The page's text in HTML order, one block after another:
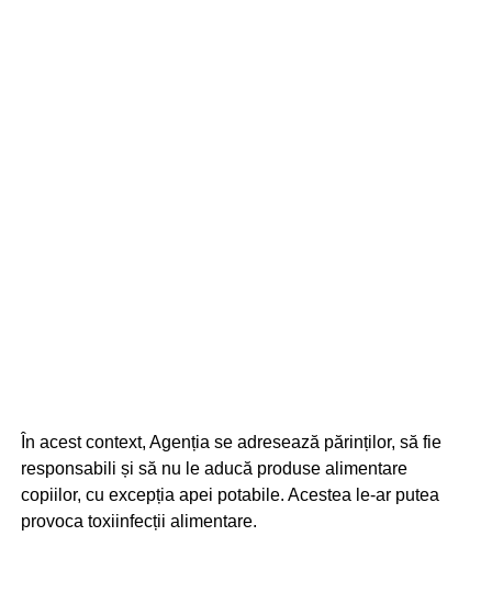
În acest context, Agenția se adresează părinților, să fie
responsabili și să nu le aducă produse alimentare
copiilor, cu excepția apei potabile. Acestea le-ar putea
provoca toxiinfecții alimentare.